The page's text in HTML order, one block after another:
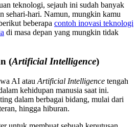
teknologi, sejauh ini sudah banyak
sehari-hari. Namun, mungkin kamu
beberapa contoh inovasi teknologi
di masa depan yang mungkin tidak
(Artificial Intelligence)
AI atau Artificial Intelligence tengah
kehidupan manusia saat ini.
dalam berbagai bidang, mulai dari
hingga hiburan.